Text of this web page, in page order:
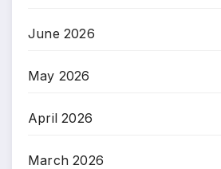
June 2026
May 2026
April 2026
March 2026